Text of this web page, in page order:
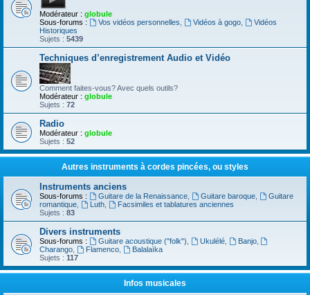
Modérateur : globule
Sous-forums :
Vos vidéos personnelles Vidéos à gogo,
Vidéos
Historiques
Sujets : 5439
Techniques d’enregistrement Audio et Vidéo
Comment faites-vous? Avec quels outils?
Modérateur : globule
Sujets : 72
Radio
Modérateur : globule
Sujets : 52
Autres instruments à cordes pincées, ou styles
Instruments anciens
Sous-forums : Guitare de la Renaissance, Guitare baroque,
Guitare
romantique
Luth,
Facsimiles et tablatures anciennes
Sujets : 83
Divers instruments
Sous-forums : Guitare acoustique ("folk") Ukulélé, Banjo,
Charango
Flamenco,
Balalaïka
Sujets : 117
Infos musicales